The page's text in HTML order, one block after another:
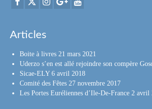
Articles
Boite à livres 21 mars 2021
Uderzo s’en est allé rejoindre son compère
Sicae-ELY 6 avril 2018
Comité des Fêtes 27 novembre 2017
Les Portes Euréliennes d’Ile-De-France 2 avril